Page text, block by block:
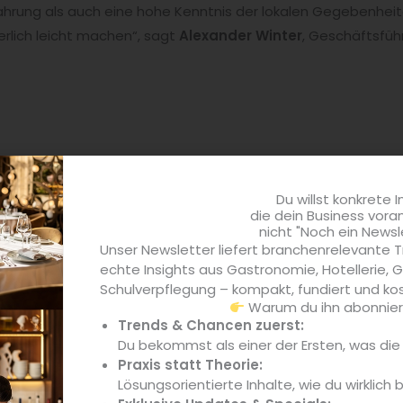
als auch eine hohe Kenntnis der lokalen
leicht machen“, sagt Alexander Winter,
von blgastro.de berichtet über aktuelle Entwicklungen,
Haus-Markt – von Gastronomie und Hotellerie über
und Schulverpflegung – kompakt, praxisnah und auf den
Fachredaktion mit fundierter Branchenkenntnis,
Du willst konkrete
die dein Business
nicht "Noch ein
Unser Newsletter liefert branchenrelevante
echte Insights aus Gastronomie, Hotellerie,
Schulverpflegung – kompakt, fundiert und
Warum du ihn
Trends & Chancen zuerst:
Du bekommst als einer der Ersten, was
Praxis statt Theorie:
Lösungsorientierte Inhalte, wie du wirklich